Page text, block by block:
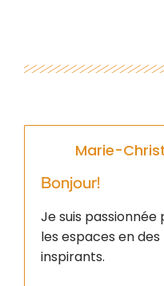
Marie-
Bonjour!
Je suis
les espaces en des
inspirants.